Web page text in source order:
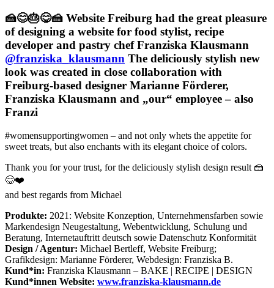
🍰😊🎂😋🍰 Website Freiburg had the great pleasure
of designing a website for food stylist, recipe
developer and pastry chef Franziska Klausmann
@franziska_klausmann The deliciously stylish new
look was created in close collaboration with
Freiburg-based designer Marianne Förderer,
Franziska Klausmann and „our“ employee – also
Franzi
#womensupportingwomen – and not only whets the appetite for
sweet treats, but also enchants with its elegant choice of colors.
Thank you for your trust, for the deliciously stylish design result 🍰
😋❤️
and best regards from Michael
Produkte: 2021: Website Konzeption, Unternehmensfarben sowie
Markendesign Neugestaltung, Webentwicklung, Schulung und
Beratung, Internetauftritt deutsch sowie Datenschutz Konformität
Design / Agentur: Michael Bertleff, Website Freiburg;
Grafikdesign: Marianne Förderer, Webdesign: Franziska B.
Kund*in: Franziska Klausmann – BAKE | RECIPE | DESIGN
Kund*innen Website: www.franziska-klausmann.de